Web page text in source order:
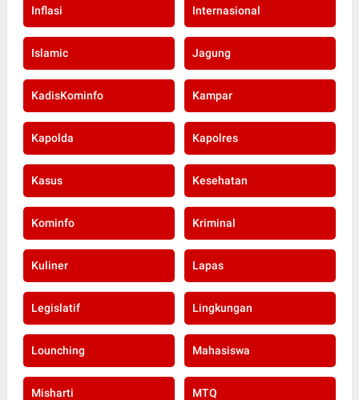
Inflasi Internasional
Islamic Jagung
KadisKominfo Kampar
Kapolda Kapolres
Kasus Kesehatan
Kominfo Kriminal
Kuliner Lapas
Legislatif Lingkungan
Lounching Mahasiswa